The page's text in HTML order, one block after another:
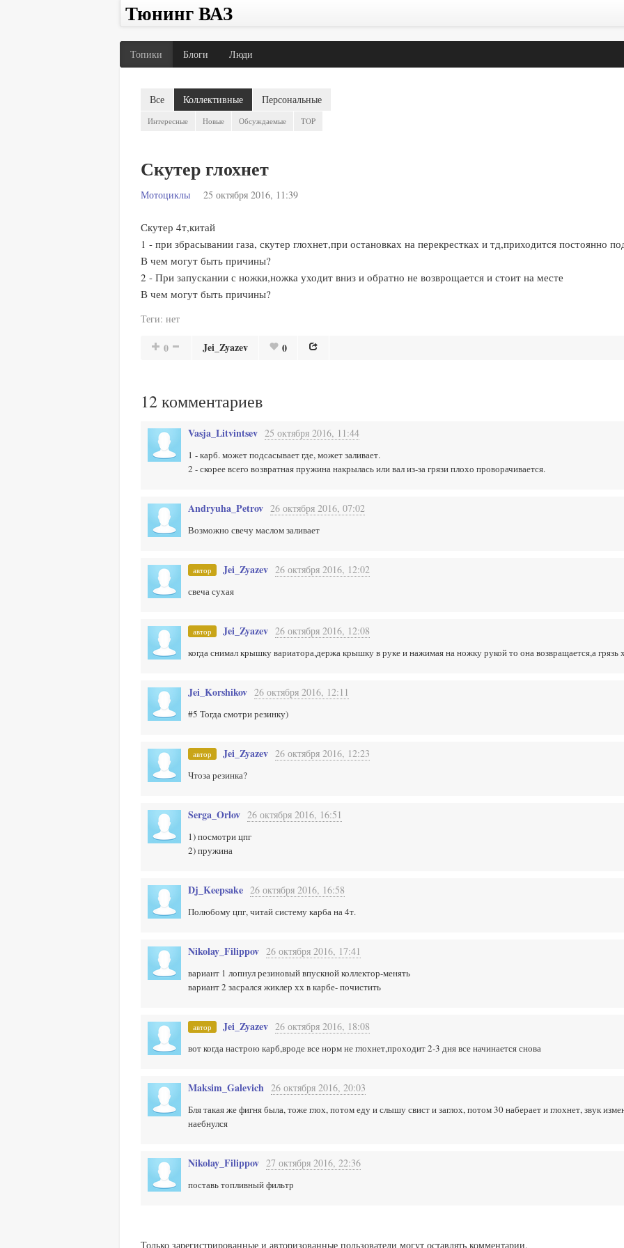
Тюнинг ВАЗ
Топики Блоги Люди
Все Коллективные Персональные
Интересные Новые Обсуждаемые TOP
Скутер глохнет
Мотоциклы 25 октября 2016, 11:39
Скутер 4т,китай
1 - при збрасывании газа, скутер глохнет,при остановках на перекрестках и тд,приходится постоянно
В чем могут быть причины?
2 - При запускании с ножки,ножка уходит вниз и обратно не возврощается и стоит на месте
В чем могут быть причины?
Теги: нет
0 Jei_Zyazev 0
12 комментариев
Vasja_Litvintsev 25 октября 2016, 11:44
1 - карб. может подсасывает где, может заливает.
2 - скорее всего возвратная пружина накрылась или вал из-за грязи плохо проворачивается.
Andryuha_Petrov 26 октября 2016, 07:02
Возможно свечу маслом заливает
автор Jei_Zyazev 26 октября 2016, 12:02
свеча сухая
автор Jei_Zyazev 26 октября 2016, 12:08
когда снимал крышку вариатора,держа крышку в руке и нажимая на ножку рукой то она возвращается,а грязь
Jei_Korshikov 26 октября 2016, 12:11
#5 Тогда смотри резинку)
автор Jei_Zyazev 26 октября 2016, 12:23
Чтоза резинка?
Serga_Orlov 26 октября 2016, 16:51
1) посмотри цпг
2) пружина
Dj_Keepsake 26 октября 2016, 16:58
Полюбому цпг, читай систему карба на 4т.
Nikolay_Filippov 26 октября 2016, 17:41
вариант 1 лопнул резиновый впускной коллектор-менять
вариант 2 засрался жиклер хх в карбе- почистить
автор Jei_Zyazev 26 октября 2016, 18:08
вот когда настрою карб,вроде все норм не глохнет,проходит 2-3 дня все начинается снова
Maksim_Galevich 26 октября 2016, 20:03
Бля такая же фигня была, тоже глох, потом еду и слышу свист и заглох, потом 30 наберает и глохнет, звук
наебнулся
Nikolay_Filippov 27 октября 2016, 22:36
поставь топливный фильтр
Только зарегистрированные и авторизованные пользователи могут оставлять комментарии.